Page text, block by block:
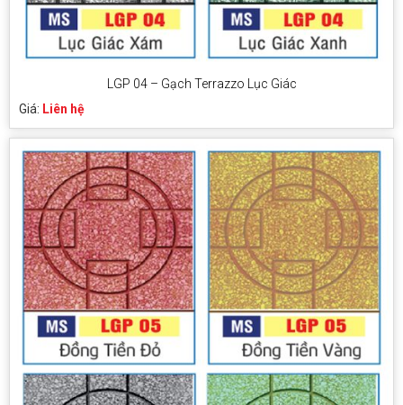
LGP 04 – Gạch Terrazzo Lục Giác
Giá: Liên hệ